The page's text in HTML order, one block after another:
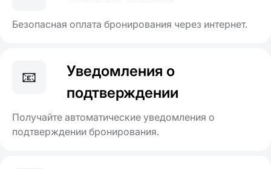
Безопасная оплата бронирования через интернет.
📧
Уведомления о
подтверждении
Получайте автоматические уведомления о
подтверждении бронирования.